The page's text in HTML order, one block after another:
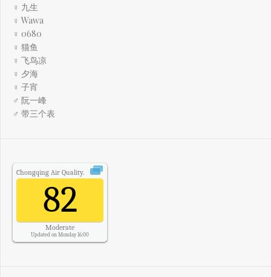
♀ 九生
♀ Wawa
♀ 0680
♀ 猫鱼
♀ 飞鸟凉
♀ 夕海
♀ 子宵
♂ 阮一峰
♂ 带三个表
Chongqing Air Quality.
82
Moderate
Updated on Monday 16:00